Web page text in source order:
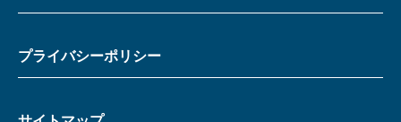
プライバシーポリシー